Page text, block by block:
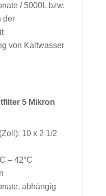
/ 5000L bzw.
der
von Kaltwasser
5 Mikron
10 x 2 1/2
– 42°C
abhängig